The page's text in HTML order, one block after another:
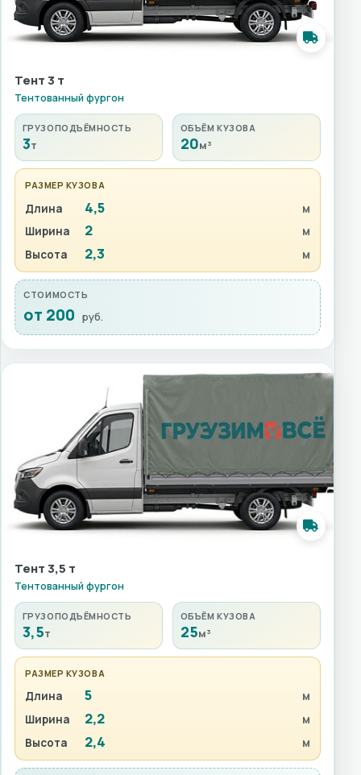
Тент 3 т
Тентованный фургон
ГРУЗОПОДЪЁМНОСТЬ
3т
ОБЪЁМ КУЗОВА
20м³
РАЗМЕР КУЗОВА
Длина 4,5
м
Ширина
2
м
Высота
2,3 м
СТОИМОСТЬ
от 200 руб.
Тент 3,5 т
Тентованный фургон
ГРУЗОПОДЪЁМНОСТЬ
3,5т
ОБЪЁМ КУЗОВА
25м³
РАЗМЕР КУЗОВА
Длина 5
м
Ширина
2,2
м
Высота
2,4 м